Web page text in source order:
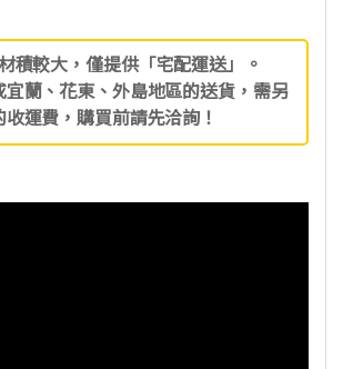
積較大，僅提供「宅配運送」。
宜蘭、花東、外島地區的送貨，需另
收運費，購買前請先洽詢！